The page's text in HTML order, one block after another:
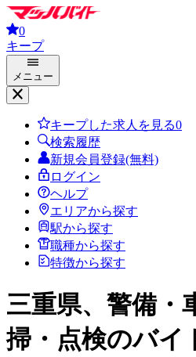
0
キープ
メニュー
キープした求人を見る0
検索履歴
新規会員登録(無料)
ログイン
ヘルプ
エリアから探す
駅から探す
職種から探す
特徴から探す
三重県、警備・
掃・点検のバイ